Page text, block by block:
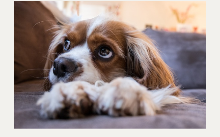
お問い合わせ
プライバシーポリシー・ 免責事項
FEATURES
READER MODEL
RECOMMEND
Category
Interview